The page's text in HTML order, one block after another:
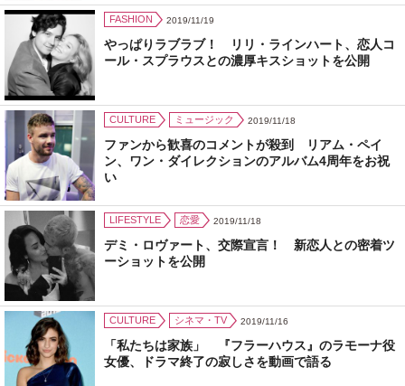
FASHION 2019/11/19
やっぱりラブラブ！ リリ・ラインハート、恋人コ
ール・スプラウスとの濃厚キスショットを公開
CULTURE ミュージック 2019/11/18
ファンから歓喜のコメントが殺到 リアム・ペイ
ン、ワン・ダイレクションのアルバム4周年をお祝
い
LIFESTYLE 恋愛 2019/11/18
デミ・ロヴァート、交際宣言！ 新恋人との密着ツ
ーショットを公開
CULTURE シネマ・TV 2019/11/16
「私たちは家族」 『フラーハウス』のラモーナ役
女優、ドラマ終了の寂しさを動画で語る